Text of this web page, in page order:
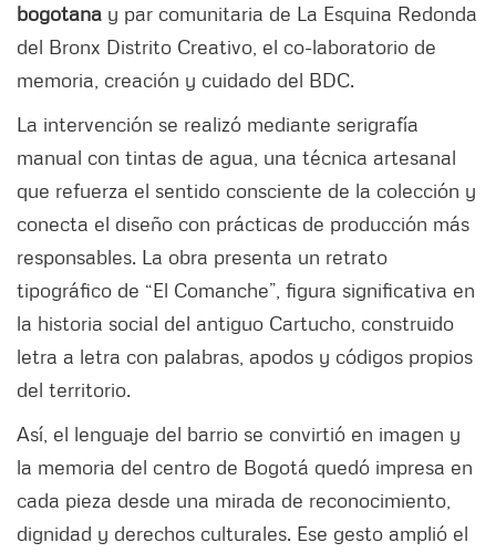
bogotana y par comunitaria de La Esquina Redonda
del Bronx Distrito Creativo, el co-laboratorio de
memoria, creación y cuidado del BDC.
La intervención se realizó mediante serigrafía
manual con tintas de agua, una técnica artesanal
que refuerza el sentido consciente de la colección y
conecta el diseño con prácticas de producción más
responsables. La obra presenta un retrato
tipográfico de “El Comanche”, figura significativa en
la historia social del antiguo Cartucho, construido
letra a letra con palabras, apodos y códigos propios
del territorio.
Así, el lenguaje del barrio se convirtió en imagen y
la memoria del centro de Bogotá quedó impresa en
cada pieza desde una mirada de reconocimiento,
dignidad y derechos culturales. Ese gesto amplió el